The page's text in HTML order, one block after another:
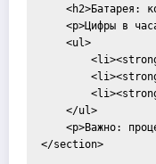
<h2>Батарея:
<p>Цифры в
    <ul>
    </ul>
<p>Важно:
</section>